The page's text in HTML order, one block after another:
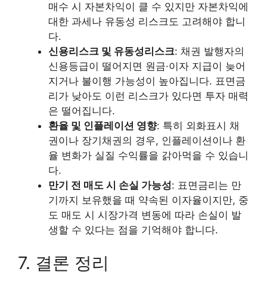
매수 시 자본차익이 클 수 있지만 자본차익에
대한 과세나 유동성 리스크도 고려해야 합니
다.
신용리스크 및 유동성리스크: 채권 발행자의
신용등급이 떨어지면 원금·이자 지급이 늦어
지거나 불이행 가능성이 높아집니다. 표면금
리가 낮아도 이런 리스크가 있다면 투자 매력
은 떨어집니다.
환율 및 인플레이션 영향: 특히 외화표시 채
권이나 장기채권의 경우, 인플레이션이나 환
율 변화가 실질 수익률을 갉아먹을 수 있습니
다.
만기 전 매도 시 손실 가능성: 표면금리는 만
기까지 보유했을 때 약속된 이자율이지만, 중
도 매도 시 시장가격 변동에 따라 손실이 발
생할 수 있다는 점을 기억해야 합니다.
7. 결론 정리